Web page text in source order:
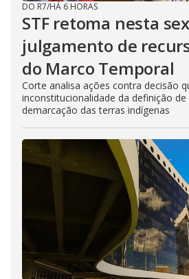
DO R7/HÁ 6 HORAS
STF retoma nesta
julgamento de
do Marco Temporal
Corte analisa ações contra decisão
inconstitucionalidade da definição
demarcação das terras indígenas